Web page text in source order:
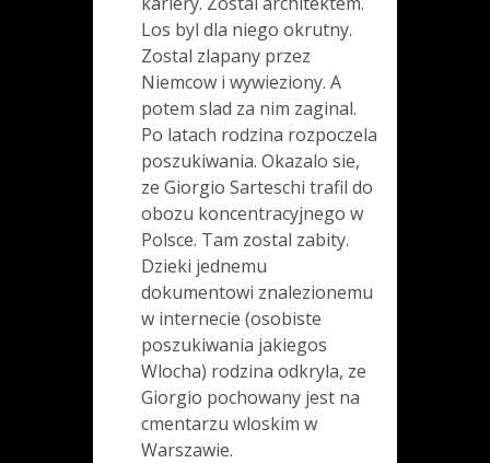
Los byl dla niego okrutny.
Zostal zlapany przez
Niemcow i wywieziony. A
potem slad za nim zaginal.
Po latach rodzina rozpoczela
poszukiwania. Okazalo sie,
ze Giorgio Sarteschi trafil do
obozu koncentracyjnego w
Polsce. Tam zostal zabity.
Dzieki jednemu
dokumentowi znalezionemu
w internecie (osobiste
poszukiwania jakiegos
Wlocha) rodzina odkryla, ze
Giorgio pochowany jest na
cmentarzu wloskim w
Warszawie.